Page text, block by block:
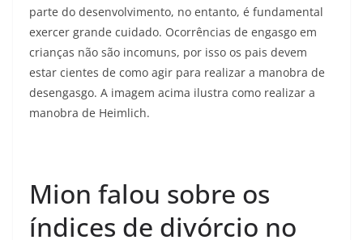
parte do desenvolvimento, no entanto, é fundamental
exercer grande cuidado. Ocorrências de engasgo em
crianças não são incomuns, por isso os pais devem
estar cientes de como agir para realizar a manobra de
desengasgo. A imagem acima ilustra como realizar a
manobra de Heimlich.
Mion falou sobre os
índices de divórcio no